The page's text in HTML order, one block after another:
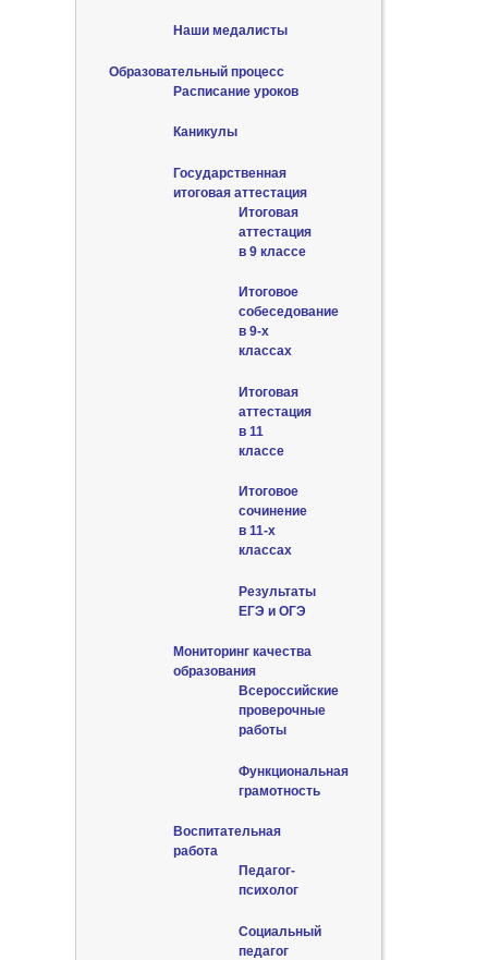
Наши медалисты
Образовательный процесс
Расписание уроков
Каникулы
Государственная
итоговая аттестация
Итоговая
аттестация
в 9 классе
Итоговое
собеседование
в 9-х
классах
Итоговая
аттестация
в 11
классе
Итоговое
сочинение
в 11-х
классах
Результаты
ЕГЭ и ОГЭ
Мониторинг качества
образования
Всероссийские
проверочные
работы
Функциональная
грамотность
Воспитательная
работа
Педагог-
психолог
Социальный
педагог